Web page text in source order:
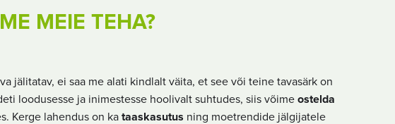
MEIE TEHA?
jälitatav, ei saa me alati kindlalt väita, et see või teine tavasärk on
loodusesse ja inimestesse hoolivalt suhtudes, siis võime ostelda
Kerge lahendus on ka taaskasutus ning moetrendide jälgijatele